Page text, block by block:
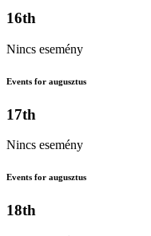
16th
Nincs esemény
Events for augusztus
17th
Nincs esemény
Events for augusztus
18th